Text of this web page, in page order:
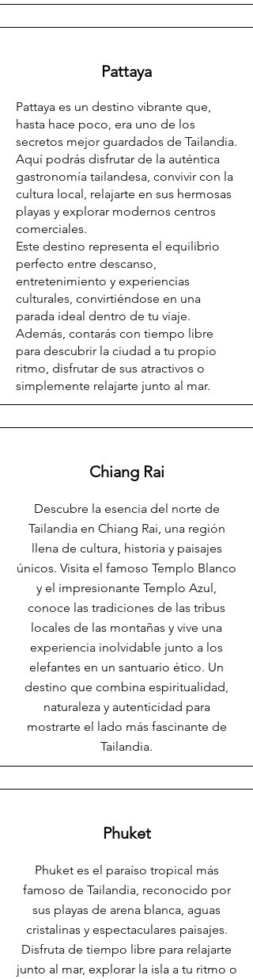
Pattaya
Pattaya es un destino vibrante que,
hasta hace poco, era uno de los
secretos mejor guardados de Tailandia.
Aquí podrás disfrutar de la auténtica
gastronomía tailandesa, convivir con la
cultura local, relajarte en sus hermosas
playas y explorar modernos centros
comerciales.
Este destino representa el equilibrio
perfecto entre descanso,
entretenimiento y experiencias
culturales, convirtiéndose en una
parada ideal dentro de tu viaje.
Además, contarás con tiempo libre
para descubrir la ciudad a tu propio
ritmo, disfrutar de sus atractivos o
simplemente relajarte junto al mar.
Chiang Rai
Descubre la esencia del norte de
Tailandia en Chiang Rai, una región
llena de cultura, historia y paisajes
únicos. Visita el famoso Templo Blanco
y el impresionante Templo Azul,
conoce las tradiciones de las tribus
locales de las montañas y vive una
experiencia inolvidable junto a los
elefantes en un santuario ético. Un
destino que combina espiritualidad,
naturaleza y autenticidad para
mostrarte el lado más fascinante de
Tailandia.
Phuket
Phuket es el paraíso tropical más
famoso de Tailandia, reconocido por
sus playas de arena blanca, aguas
cristalinas y espectaculares paisajes.
Disfruta de tiempo libre para relajarte
junto al mar, explorar la isla a tu ritmo o